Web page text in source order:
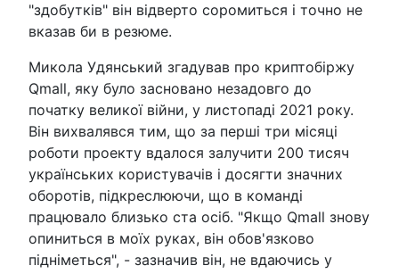
"здобутків" він відверто соромиться і точно не
вказав би в резюме.
Микола Удянський згадував про криптобіржу
Qmall, яку було засновано незадовго до
початку великої війни, у листопаді 2021 року.
Він вихвалявся тим, що за перші три місяці
роботи проекту вдалося залучити 200 тисяч
українських користувачів і досягти значних
оборотів, підкреслюючи, що в команді
працювало близько ста осіб. "Якщо Qmall знову
опиниться в моїх руках, він обов'язково
підніметься", - зазначив він, не вдаючись у